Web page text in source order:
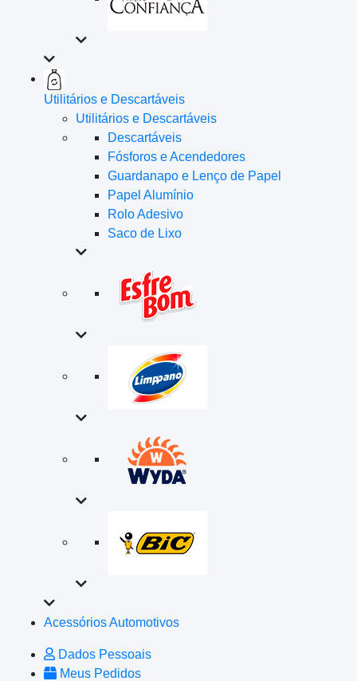
Utilitários e Descartáveis
Utilitários e Descartáveis
Descartáveis
Fósforos e Acendedores
Guardanapo e Lenço de Papel
Papel Alumínio
Rolo Adesivo
Saco de Lixo
Acessórios Automotivos
Dados Pessoais
Meus Pedidos